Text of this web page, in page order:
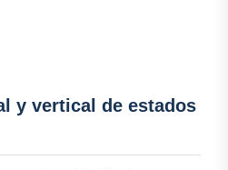
y vertical de estados